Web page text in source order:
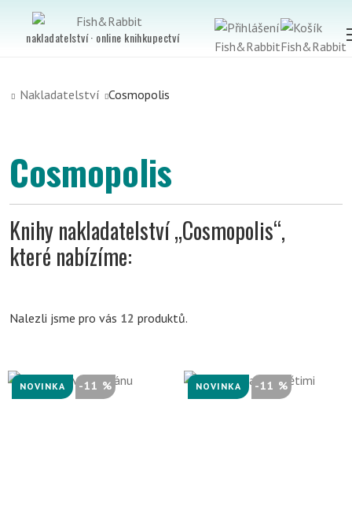
nakladatelství · online knihkupectví
Nakladatelství Cosmopolis
Cosmopolis
Knihy nakladatelství „Cosmopolis“,
které nabízíme:
Nalezli jsme pro vás 12 produktů.
NOVINKA -11 % NOVINKA -11 %